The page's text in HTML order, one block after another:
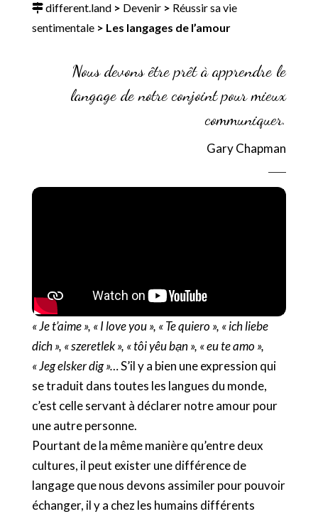
different.land> Devenir> Réussir sa vie
sentimentale> Les langages de l’amour
Nous devons être prêt à apprendre le
langage de notre conjoint pour mieux
communiquer.
Gary Chapman
« Je t’aime », « I love you », « Te quiero », « ich liebe
dich », « szeretlek », « tôi yêu bạn », « eu te amo »,
« Jeg elsker dig »…S’il y a bien une expression qui
se traduit dans toutes les langues du monde,
c’est celle servant à déclarer notre amour pour
une autre personne.
Pourtant de la même manière qu’entre deux
cultures, il peut exister une différence de
langage que nous devons assimiler pour pouvoir
échanger, il y a chez les humains différents